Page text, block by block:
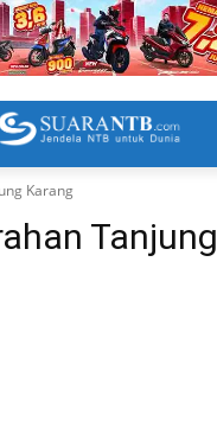
Karang
Tanjung